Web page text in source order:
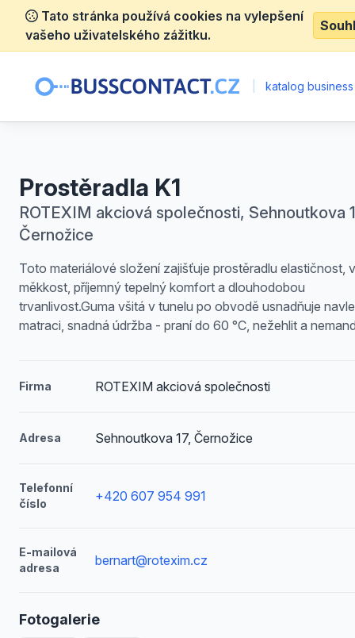
Tato stránka používá cookies na vylepšení
vašeho uživatelského zážitku.
katalog
Prostěradla K1
ROTEXIM akciová společnosti, Sehnoutkova
Černožice
Toto materiálové složení zajišťuje prostěradlu elastičnost,
měkkost, příjemný tepelný komfort a dlouhodobou
trvanlivost.Guma všitá v tunelu po obvodě usnadňuje
matraci, snadná údržba - praní do 60 °C, nežehlit a
Firma ROTEXIM akciová společnosti
Adresa Sehnoutkova 17, Černožice
Telefonní
číslo
+420 607 954 991
E-mailová
adresa
bernart@rotexim.cz
Fotogalerie